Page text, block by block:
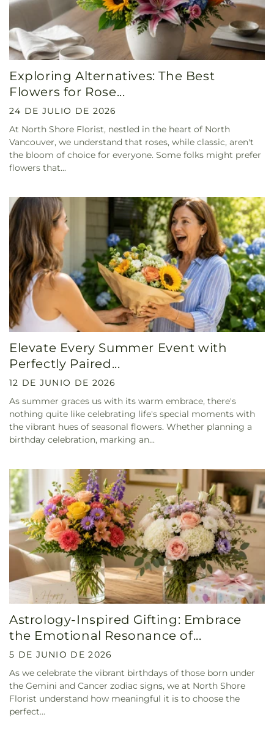
Exploring Alternatives: The Best
Flowers for Rose...
24 DE JULIO DE 2026
At North Shore Florist, nestled in the heart of North
Vancouver, we understand that roses, while classic, aren't
the bloom of choice for everyone. Some folks might prefer
flowers that...
Elevate Every Summer Event with
Perfectly Paired...
12 DE JUNIO DE 2026
As summer graces us with its warm embrace, there's
nothing quite like celebrating life's special moments with
the vibrant hues of seasonal flowers. Whether planning a
birthday celebration, marking an...
Astrology-Inspired Gifting: Embrace
the Emotional Resonance of...
5 DE JUNIO DE 2026
As we celebrate the vibrant birthdays of those born under
the Gemini and Cancer zodiac signs, we at North Shore
Florist understand how meaningful it is to choose the
perfect...